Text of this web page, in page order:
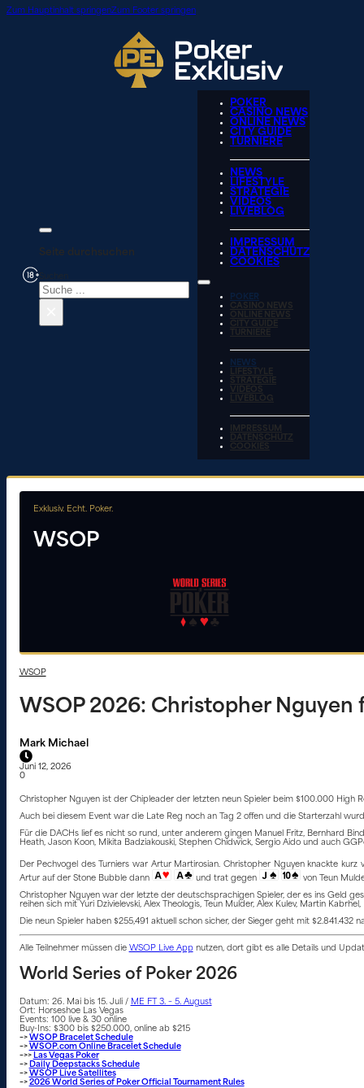
Zum Hauptinhalt springenZum Footer springen
Seite durchsuchen
POKER
CASINO NEWS
ONLINE NEWS
CITY GUIDE
TURNIERE
NEWS
LIFESTYLE
STRATEGIE
VIDEOS
LIVEBLOG
IMPRESSUM
DATENSCHUTZ
COOKIES
POKER
CASINO NEWS
ONLINE NEWS
CITY GUIDE
TURNIERE
NEWS
LIFESTYLE
STRATEGIE
VIDEOS
LIVEBLOG
IMPRESSUM
DATENSCHUTZ
COOKIES
Exklusiv. Echt. Poker.
WSOP
WSOP
WSOP 2026: Christopher
Mark Michael
Juni 12, 2026
0
Christopher Nguyen ist der Chipleader der letzten neun Spieler beim $100.000 High
Auch bei diesem Event war die Late Reg noch an Tag 2 offen und die Starterzahl
Für die DACHs lief es nicht so rund, unter anderem gingen Manuel Fritz, Bernhard
Heath, Jason Koon, Mikita Badziakouski, Stephen Chidwick, Sergio Aido und auch
Der Pechvogel des Turniers war Artur Martirosian. Christopher Nguyen knackte
Artur auf der Stone Bubble dann
und trat gegen
von Teun
Christopher Nguyen war der letzte der deutschsprachigen Spieler, der es ins Geld
reihen sich mit Yuri Dzivielevski, Alex Theologis, Teun Mulder, Alex Kulev, Martin
Die neun Spieler haben $255,491 aktuell schon sicher, der Sieger geht mit $2.841.432
Alle Teilnehmer müssen die WSOP Live Appnutzen, dort gibt es alle Details und
World Series of Poker 2026
Datum: 26. Mai bis 15. Juli / ME FT 3. – 5. August
Ort: Horseshoe Las Vegas
Events: 100 live & 30 online
Buy-Ins: $300 bis $250.000, online ab $215
–>WSOP Bracelet Schedule
–>WSOP.com Online Bracelet Schedule
–>> Las Vegas Poker
–> Daily Deepstacks Schedule
–>WSOP Live Satellites
–>2026 World Series of Poker Official Tournament Rules